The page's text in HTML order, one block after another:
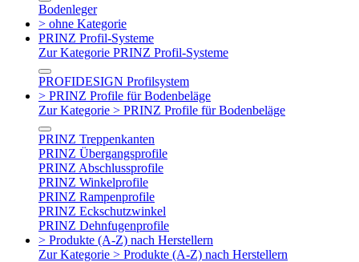
Bodenleger
> ohne Kategorie
PRINZ Profil-Systeme
Zur Kategorie PRINZ Profil-Systeme
PROFIDESIGN Profilsystem
> PRINZ Profile für Bodenbeläge
Zur Kategorie > PRINZ Profile für Bodenbeläge
PRINZ Treppenkanten
PRINZ Übergangsprofile
PRINZ Abschlussprofile
PRINZ Winkelprofile
PRINZ Rampenprofile
PRINZ Eckschutzwinkel
PRINZ Dehnfugenprofile
> Produkte (A-Z) nach Herstellern
Zur Kategorie > Produkte (A-Z) nach Herstellern